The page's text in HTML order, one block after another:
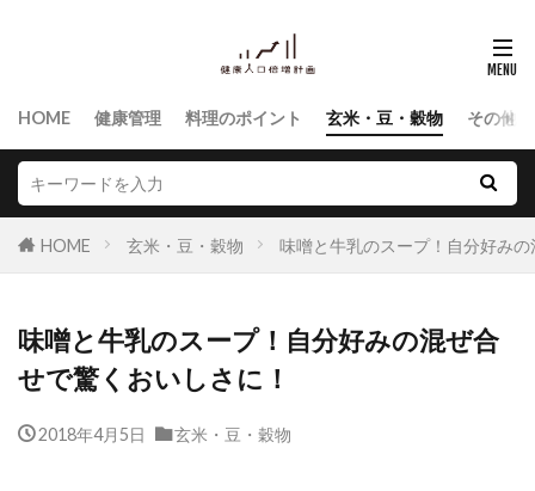
HOME 健康管理 料理のポイント 玄米・豆・穀物 その他
HOME 玄米・豆・穀物 味噌と牛乳のスープ！自分好み
味噌と牛乳のスープ！自分好みの混ぜ合
せで驚くおいしさに！
2018年4月5日 玄米・豆・穀物